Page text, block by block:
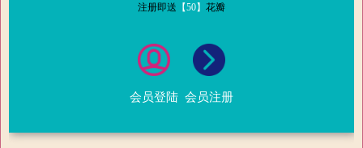
注册即送 【50】 花瓣
会员登陆 会员注册